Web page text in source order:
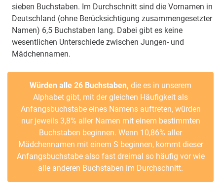
sieben Buchstaben. Im Durchschnitt sind die Vornamen in
Deutschland (ohne Berücksichtigung zusammengesetzter
Namen) 6,5 Buchstaben lang. Dabei gibt es keine
wesentlichen Unterschiede zwischen Jungen- und
Mädchennamen.
Würden alle 26 Buchstaben, die es in unserem
Alphabet gibt, mit der gleichen Häufigkeit als
Anfangsbuchstabe eines Namens auftreten, würden
nur jeweils 3,8% aller Namen mit einem bestimmten
Buchstaben beginnen. Wenn 10,86% aller
Mädchennamen mit einem S beginnen, kommt dieser
Anfangsbuchstabe also fast dreimal so häufig vor wie
alle anderen Buchstaben im Durchschnitt.